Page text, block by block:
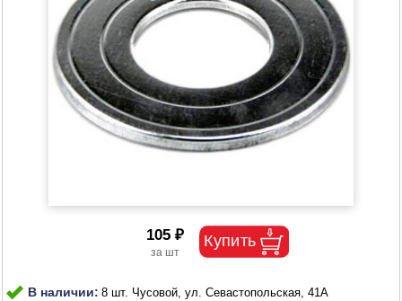
105 ₽
В наличии: 8 шт. Чусовой, ул. Севастопольская, 41А